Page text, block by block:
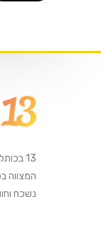
13
המצווה
נשכח